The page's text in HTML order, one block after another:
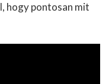
hogy pontosan mit